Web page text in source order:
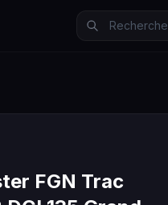
FGN Trac